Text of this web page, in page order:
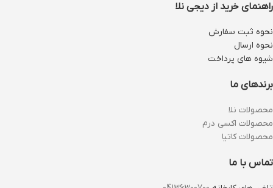
راهنمای خرید از دیجی نلا
نحوه ثبت سفارش
نحوه ارسال
شیوه های پرداخت
برندهای ما
محصولات نلا
محصولات اکسی درم
محصولات کاتیا
تماس با ما